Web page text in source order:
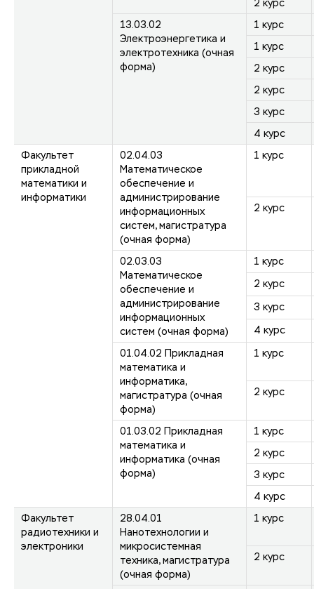
2 курс
13.03.02
Электроэнергетика и
электротехника (очная
форма)
1 курс
1 курс
2 курс
2 курс
3 курс
4 курс
Факультет
прикладной
математики и
информатики
02.04.03
Математическое
обеспечение и
администрирование
информационных
систем, магистратура
(очная форма)
1 курс
2 курс
02.03.03
Математическое
обеспечение и
администрирование
информационных
систем (очная форма)
1 курс
2 курс
3 курс
4 курс
01.04.02 Прикладная
математика и
информатика,
магистратура (очная
форма)
1 курс
2 курс
01.03.02 Прикладная
математика и
информатика (очная
форма)
1 курс
2 курс
3 курс
4 курс
Факультет
радиотехники и
электроники
28.04.01
Нанотехнологии и
микросистемная
техника, магистратура
(очная форма)
1 курс
2 курс